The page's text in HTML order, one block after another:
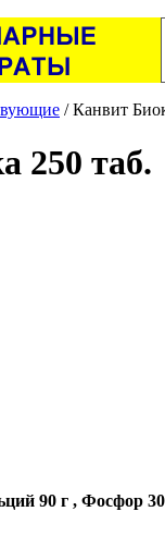
/ Канвит
250 таб.
90 г , Фосфор